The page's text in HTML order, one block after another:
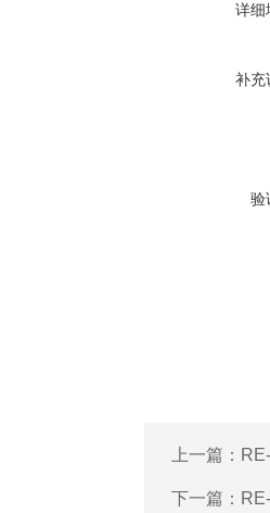
详细
补充
验
上一篇：
下一篇：